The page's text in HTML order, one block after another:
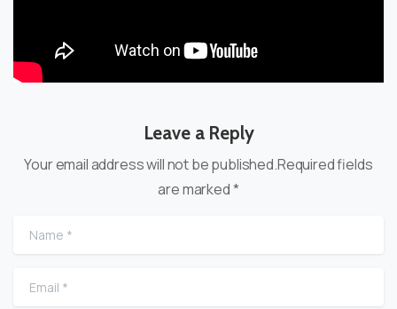
Leave a Reply
Your email address will not be published.Required fields
are marked *
Name
Email